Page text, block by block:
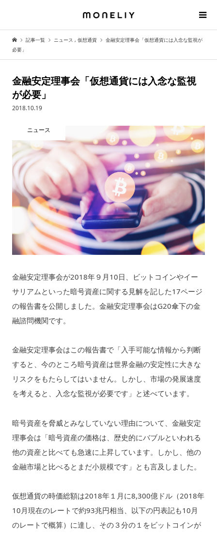
記事一覧 ニュース , 仮想通貨
金融安定理事会「仮想通貨には入念な監視が
必要」
金融安定理事会「仮想通貨には入念な監視
が必要」
2018.10.19
ニュース
金融安定理事会が2018年９月10日、ビットコインやイー
サリアムといった暗号資産に関する見解を記した17ページ
の報告書を公開しました。金融安定理事会はG20傘下の金
融諮問機関です。
金融安定理事会はこの報告書で「入手可能な情報から判断
すると、今のところ暗号資産は世界金融の安定性に大きな
リスクをもたらしてはいません。しかし、市場の発展速度
を考えると、入念な監視が必要です」と述べています。
暗号資産を脅威とみなしていない理由について、金融安定
理事会は「暗号資産の価格は、歴史的にバブルといわれる
他の資産と比べても急速に上昇しています。しかし、他の
金融市場と比べるとまだ小規模です」とも言及しました。
仮想通貨の時価総額は2018年１月に8,300億ドル（2018年
10月現在のレートで約93兆円相当、以下の円表記も10月
のレートで概算）に達し、その３分の１をビットコインが